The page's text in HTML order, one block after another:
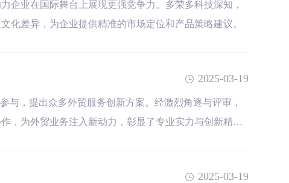
企业在国际舞台上展现更强竞争力。多荣多科技深知，
化差异，为企业提供精准的市场定位和产品策略建议。
2025-03-19
与，提出众多外贸服务创新方案。经激烈角逐与评审，
，为外贸业务注入新动力，彰显了专业实力与创新精神
2025-03-19